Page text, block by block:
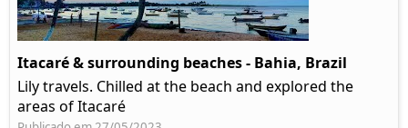
Itacaré & surrounding beaches - Bahia, Brazil
Lily travels. Chilled at the beach and explored the
areas of Itacaré